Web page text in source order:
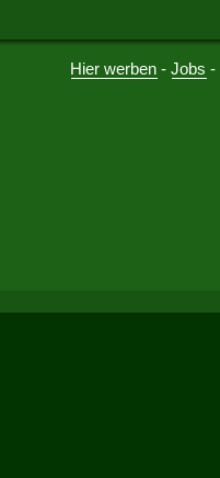
Hier werben -Jobs -